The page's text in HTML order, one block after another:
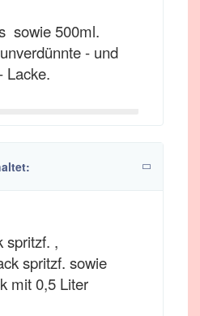
sowie 500ml.
- und
Lacke.
spritzf. ,
spritzf. sowie
mit 0,5 Liter